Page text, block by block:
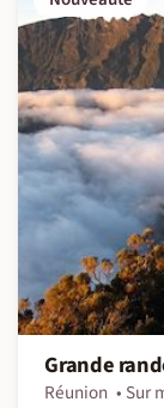
Grande
Réunion Sur